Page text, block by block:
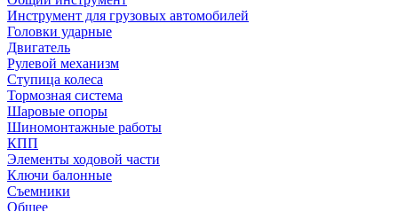
Инструмент для грузовых автомобилей
Головки ударные
Двигатель
Рулевой механизм
Ступица колеса
Тормозная система
Шаровые опоры
Шиномонтажные работы
КПП
Элементы ходовой части
Ключи балонные
Съемники
Общее